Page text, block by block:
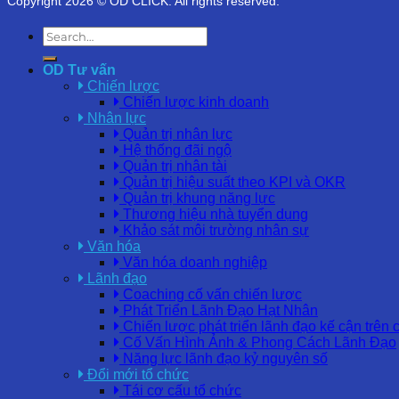
OD Tư vấn
Chiến lược
Chiến lược kinh doanh
Nhân lực
Quản trị nhân lực
Hệ thống đãi ngộ
Quản trị nhân tài
Quản trị hiệu suất theo KPI và OKR
Quản trị khung năng lực
Thương hiệu nhà tuyển dụng
Khảo sát môi trường nhân sự
Văn hóa
Văn hóa doanh nghiệp
Lãnh đạo
Coaching cố vấn chiến lược
Phát Triển Lãnh Đạo Hạt Nhân
Chiến lược phát triển lãnh đạo kế cận trên
Cố Vấn Hình Ảnh & Phong Cách Lãnh Đạo
Năng lực lãnh đạo kỷ nguyên số
Đổi mới tổ chức
Tái cơ cấu tổ chức